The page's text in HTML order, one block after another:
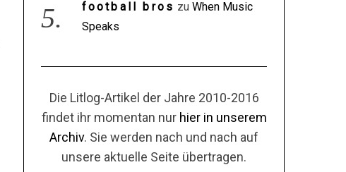
football bros zuWhen Music
Speaks
Die Litlog-Artikel der Jahre 2010-2016
findet ihr momentan nur hier in unserem
Archiv. Sie werden nach und nach auf
unsere aktuelle Seite übertragen.